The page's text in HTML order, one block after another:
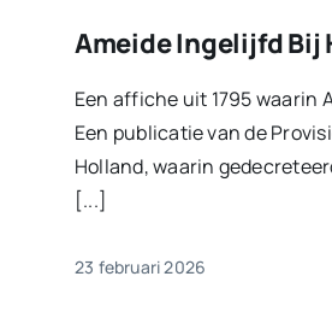
Ameide Ingelijfd Bij
Een affiche uit 1795 waarin
Een publicatie van de
Holland, waarin
[...]
23 februari 2026